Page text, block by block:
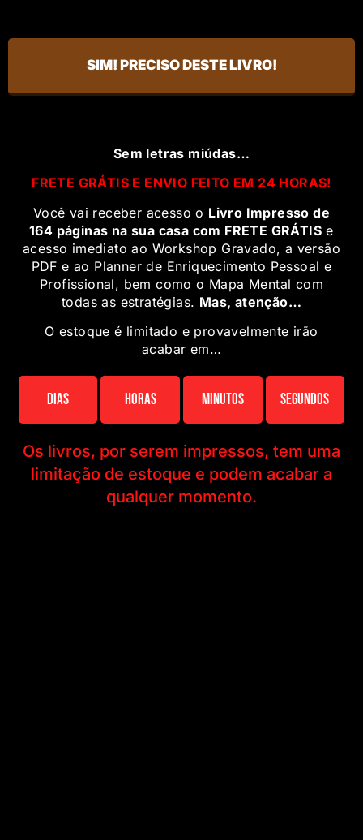
SIM! PRECISO DESTE LIVRO!
Sem letras miúdas…
FRETE GRÁTIS E ENVIO FEITO EM 24 HORAS!
Você vai receber acesso o Livro Impresso de
164 páginas na sua casa com FRETE GRÁTIS e
acesso imediato ao Workshop Gravado, a versão
PDF e ao Planner de Enriquecimento Pessoal e
Profissional, bem como o Mapa Mental com
todas as estratégias. Mas, atenção…
O estoque é limitado e provavelmente irão
acabar em…
Dias Horas Minutos Segundos
Os livros, por serem impressos, tem uma
limitação de estoque e podem acabar a
qualquer momento.